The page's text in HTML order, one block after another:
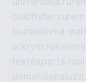
clubfisher.ru
muraviovka-
arkrym.ru
textexperts.ru